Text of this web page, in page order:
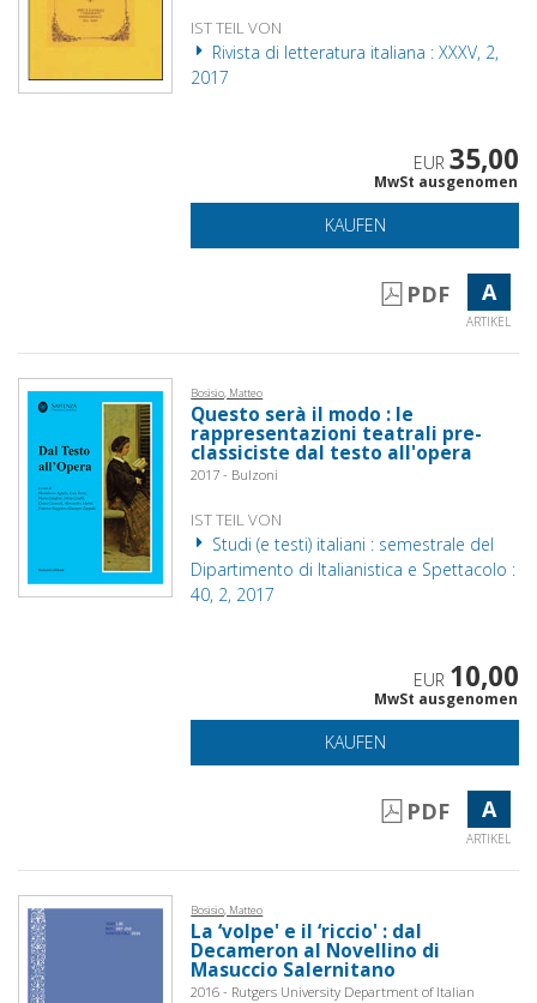
IST TEIL VON
Rivista di letteratura italiana : XXXV, 2,
2017
EUR 35,00
MwSt ausgenomen
KAUFEN
PDF A
ARTIKEL
Bosisio, Matteo
Questo serà il modo : le
rappresentazioni teatrali pre-
classiciste dal testo all'opera
2017 - Bulzoni
IST TEIL VON
Studi (e testi) italiani : semestrale del
Dipartimento di Italianistica e Spettacolo :
40, 2, 2017
EUR 10,00
MwSt ausgenomen
KAUFEN
PDF A
ARTIKEL
Bosisio, Matteo
La ‘volpe' e il ‘riccio' : dal
Decameron al Novellino di
Masuccio Salernitano
2016 - Rutgers University Department of Italian